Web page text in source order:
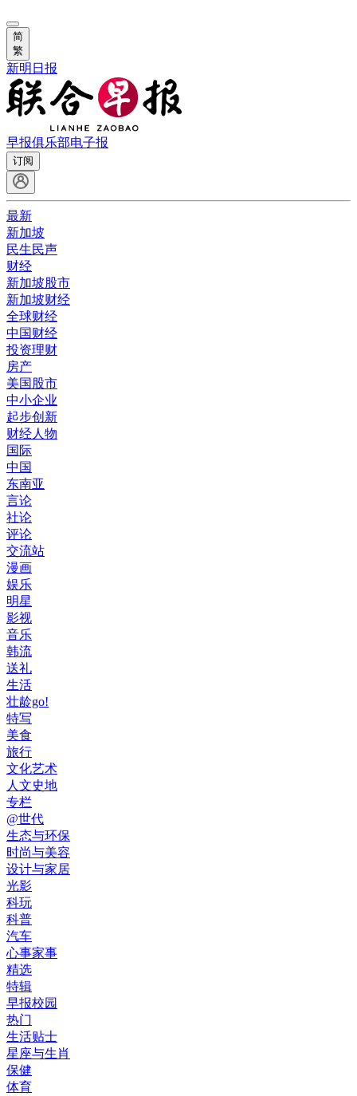
简
繁
新明日报
早报俱乐部电子报
订阅
最新
新加坡
民生民声
财经
新加坡股市
新加坡财经
全球财经
中国财经
投资理财
房产
美国股市
中小企业
起步创新
财经人物
国际
中国
东南亚
言论
社论
评论
交流站
漫画
娱乐
明星
影视
音乐
韩流
送礼
生活
壮龄go!
特写
美食
旅行
文化艺术
人文史地
专栏
@世代
生态与环保
时尚与美容
设计与家居
光影
科玩
科普
汽车
心事家事
精选
特辑
早报校园
热门
生活贴士
星座与生肖
保健
体育